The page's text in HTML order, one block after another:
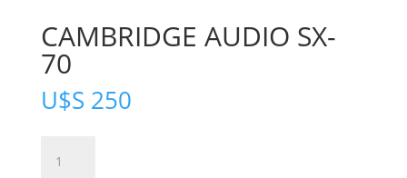
CAMBRIDGE AUDIO SX-
70
U$S 250
AUDIO